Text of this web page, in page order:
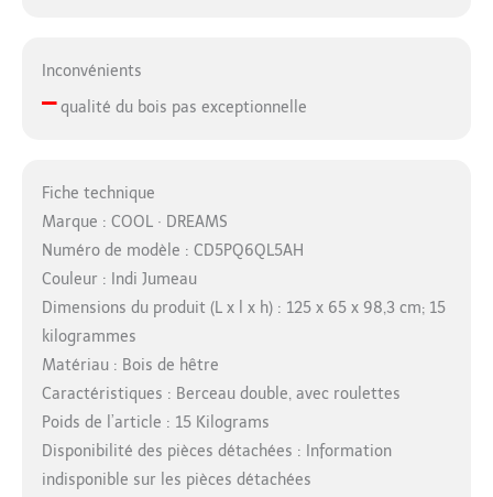
Inconvénients
–qualité du bois pas exceptionnelle
Fiche technique
Marque : COOL · DREAMS
Numéro de modèle : CD5PQ6QL5AH
Couleur : Indi Jumeau
Dimensions du produit (L x l x h) : 125 x 65 x 98,3 cm; 15
kilogrammes
Matériau : Bois de hêtre
Caractéristiques : Berceau double, avec roulettes
Poids de l’article : 15 Kilograms
Disponibilité des pièces détachées : Information
indisponible sur les pièces détachées